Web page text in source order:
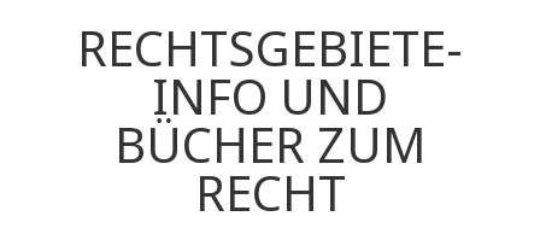
RECHTSGEBIETE-
INFO UND
BÜCHER ZUM
RECHT